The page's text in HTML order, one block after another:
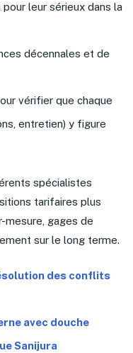
leur sérieux dans la
décennales et de
vérifier que chaque
entretien) y figure
spécialistes
tarifaires plus
mesure, gages de
sur le long terme.
des conflits
avec douche
Sanijura